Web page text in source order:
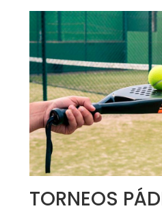
TORNEOS